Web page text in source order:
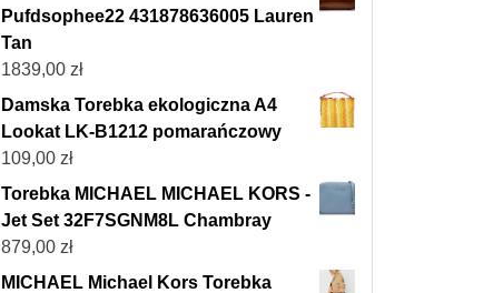
Pufdsophee22 431878636005 Lauren
Tan
1839,00 zł
Damska Torebka ekologiczna A4
Lookat LK-B1212 pomarańczowy
109,00 zł
Torebka MICHAEL MICHAEL KORS -
Jet Set 32F7SGNM8L Chambray
879,00 zł
MICHAEL Michael Kors Torebka